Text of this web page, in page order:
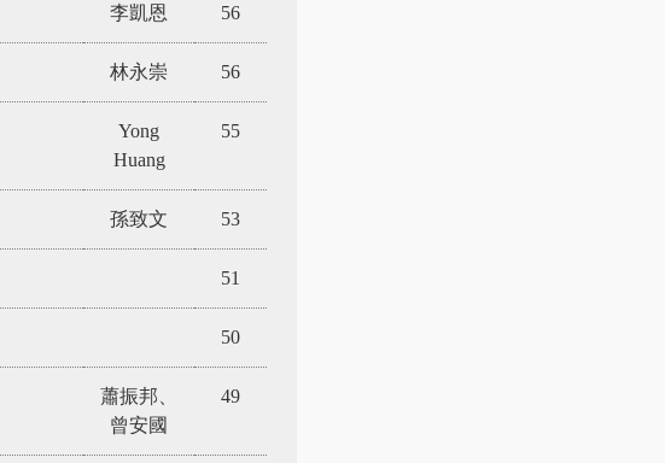
李凱恩 56
林永崇 56
Yong
Huang
55
孫致文 53
51
50
蕭振邦、
曾安國
49